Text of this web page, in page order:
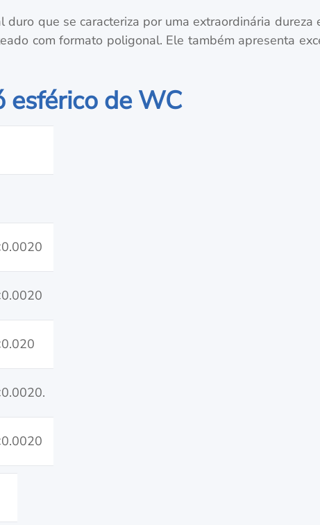
que se caracteriza por uma extraordinária
com formato poligonal. Ele também apresenta
esférico de WC